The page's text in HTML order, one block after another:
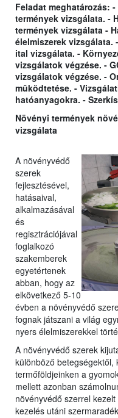
Feladat meghatározás:
termények vizsgálata. -
termények vizsgálata -
élelmiszerek
ital vizsgálata. -
vizsgálatok végzése. -
vizsgálatok végzése. -
mûködtetése. -
hatóanyagokra. -
Növényi termények
vizsgálata
A növényvédő
szerek
fejlesztésével,
hatásaival,
alkalmazásával
és
regisztrációjával
foglalkozó
szakemberek
egyetértenek
abban, hogy az
elkövetkező 5-10
évben a növényvédő
fognak játszani a világ
nyers élelmiszerekkel
A növényvédő szerek
különböző
termőföldjeinken a
mellett azonban
növényvédő szerrel
kezelés utáni